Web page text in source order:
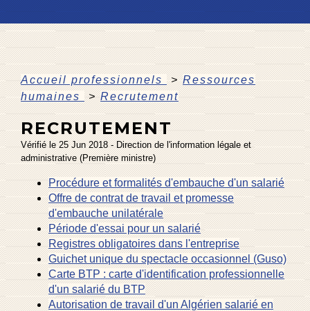
Accueil professionnels > Ressources
humaines > Recrutement
RECRUTEMENT
Vérifié le 25 Jun 2018 - Direction de l'information légale et
administrative (Première ministre)
Procédure et formalités d'embauche d'un salarié
Offre de contrat de travail et promesse
d'embauche unilatérale
Période d'essai pour un salarié
Registres obligatoires dans l'entreprise
Guichet unique du spectacle occasionnel (Guso)
Carte BTP : carte d'identification professionnelle
d'un salarié du BTP
Autorisation de travail d'un Algérien salarié en